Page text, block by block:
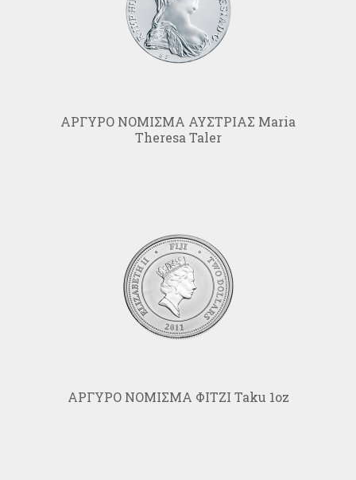
ΑΡΓΥΡΟ ΝΟΜΙΣΜΑ ΑΥΣΤΡΙΑΣ Maria
Theresa Taler
ΑΡΓΥΡΟ ΝΟΜΙΣΜΑ ΦΙΤΖΙ Taku 1oz